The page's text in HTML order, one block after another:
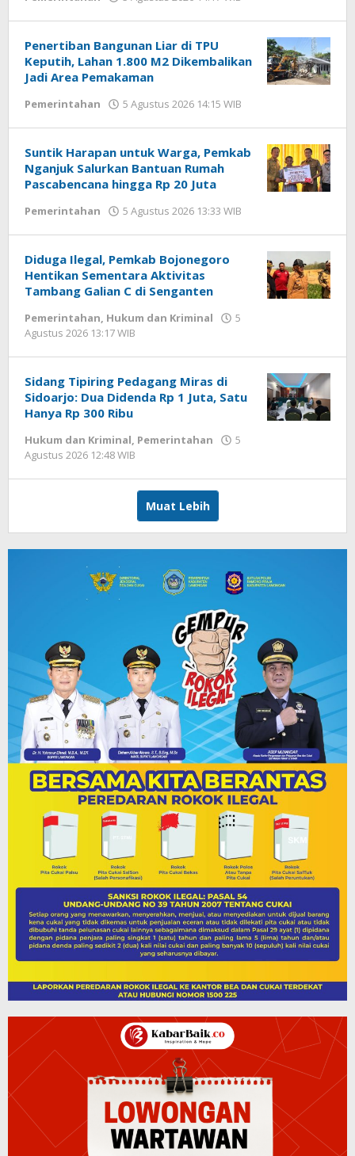
Penertiban Bangunan Liar di TPU
Keputih, Lahan 1.800 M2 Dikembalikan
Jadi Area Pemakaman
Pemerintahan 5 Agustus 2026 14:15 WIB
Suntik Harapan untuk Warga, Pemkab
Nganjuk Salurkan Bantuan Rumah
Pascabencana hingga Rp 20 Juta
Pemerintahan 5 Agustus 2026 13:33 WIB
Diduga Ilegal, Pemkab Bojonegoro
Hentikan Sementara Aktivitas
Tambang Galian C di Senganten
Pemerintahan, Hukum dan Kriminal
5
Agustus 2026 13:17 WIB
Sidang Tipiring Pedagang Miras di
Sidoarjo: Dua Didenda Rp 1 Juta, Satu
Hanya Rp 300 Ribu
Hukum dan Kriminal, Pemerintahan
5
Agustus 2026 12:48 WIB
Muat Lebih